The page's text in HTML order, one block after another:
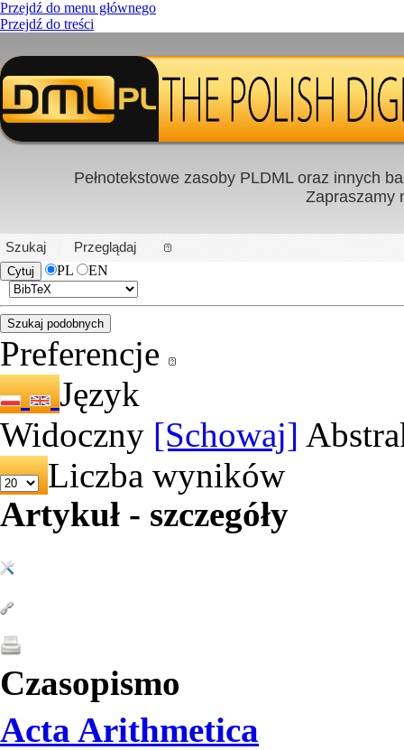
Przejdź do menu głównego
Przejdź do treści
PL|EN
Pełnotekstowe zasoby PLDML oraz innych
Zapraszamy
Szukaj
Przeglądaj
PL
EN
Preferencje
Język
Widoczny [Schowaj]
Liczba wyników
Artykuł - szczegóły
Czasopismo
Acta Arithmetica